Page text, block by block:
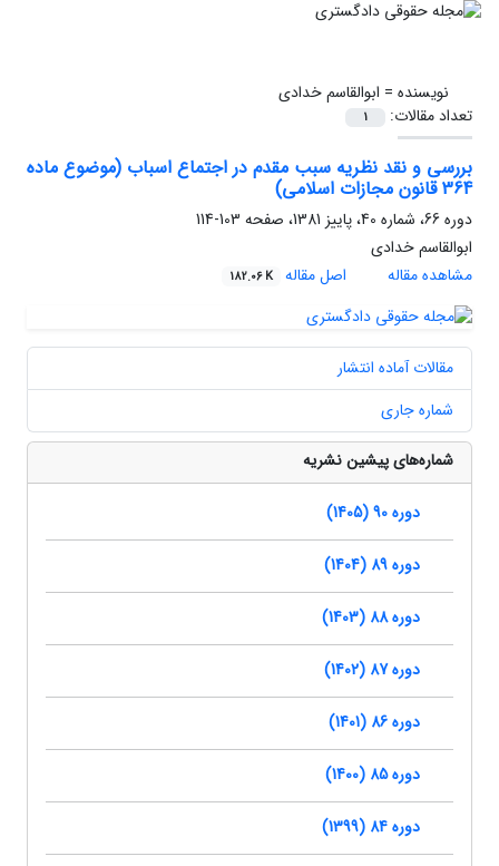
نویسنده = ابوالقاسم خدادی
تعداد مقالات:
1
بررسی و نقد نظریه سبب مقدم در اجتماع اسباب (موضوع ماده
364 قانون مجازات اسلامی)
دوره 66، شماره 40، پاییز 1381، صفحه
103-114
ابوالقاسم خدادی
مشاهده مقاله
اصل مقاله 182.06 K
مقالات آماده انتشار
شماره جاری
شماره‌های پیشین نشریه
دوره 90 (1405)
دوره 89 (1404)
دوره 88 (1403)
دوره 87 (1402)
دوره 86 (1401)
دوره 85 (1400)
دوره 84 (1399)